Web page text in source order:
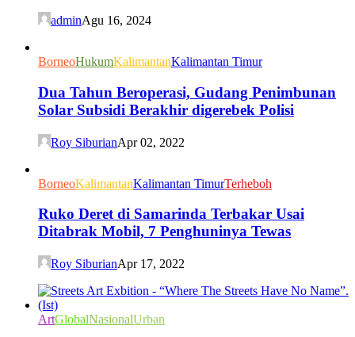
adminAgu 16, 2024
BorneoHukumKalimantanKalimantan Timur
Dua Tahun Beroperasi, Gudang Penimbunan
Solar Subsidi Berakhir digerebek Polisi
Roy SiburianApr 02, 2022
BorneoKalimantanKalimantan TimurTerheboh
Ruko Deret di Samarinda Terbakar Usai
Ditabrak Mobil, 7 Penghuninya Tewas
Roy SiburianApr 17, 2022
ArtGlobalNasionalUrban